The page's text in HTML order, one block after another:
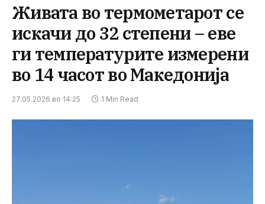
Живата во термометарот се
искачи до 32 степени – еве
ги температурите измерени
во 14 часот во Македонија
27.05.2026 во 14:25 1 Min Read